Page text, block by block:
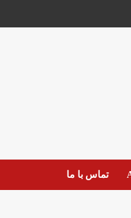
تماس با ما